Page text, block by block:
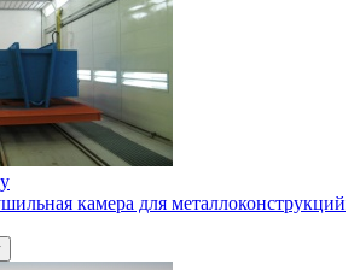
камера для металлоконструкций